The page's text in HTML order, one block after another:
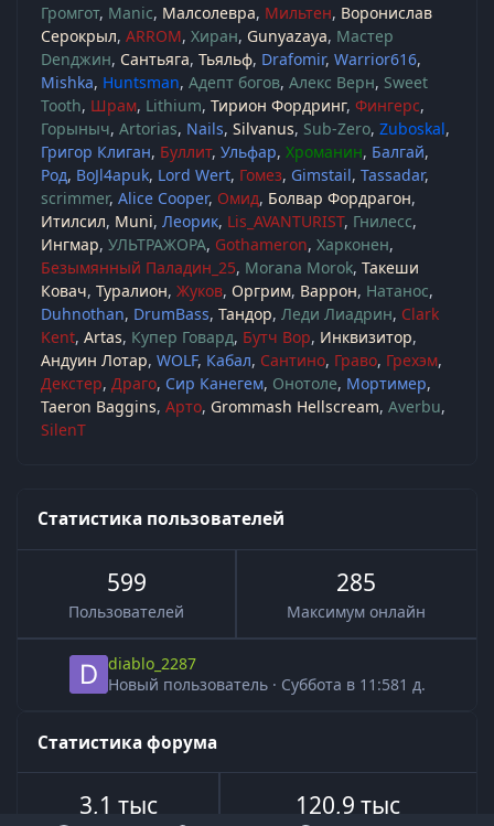
Громгот Manic Малсолевра Мильтен Воронислав
Серокрыл ARROM Хиран Gunyazaya Мастер
Denджин Сантьяга Тьяльф Drafomir Warrior616
Mishka Huntsman Адепт богов Алекс Верн Sweet
Tooth Шрам Lithium Тирион Фордринг Фингерс
Горыныч Artorias Nails Silvanus Sub-Zero Zuboskal
Григор Клиган Буллит Ульфар Хроманин Балгай
Род BoJl4apuk Lord Wert Гомез Gimstail Tassadar
scrimmer Alice Cooper Омид Болвар Фордрагон
Итилсил Muni Леорик Lis_AVANTURIST Гнилесс
Ингмар УЛЬТРАЖОРА Gothameron Харконен
Безымянный Паладин_25 Morana Morok Такеши
Ковач Туралион Жуков Оргрим Варрон Натанос
Duhnothan DrumBass Тандор Леди Лиадрин Clark
Kent Artas Купер Говард Бутч Вор Инквизитор
Андуин Лотар WOLF Кабал Сантино Граво Грехэм
Декстер Драго Сир Канегем Онотоле Мортимер
Taeron Baggins Арто Grommash Hellscream Averbu
SilenT
Статистика пользователей
599
Пользователей
285
Максимум онлайн
diablo_2287
Новый пользователь · Суббота в 11:581 д.
Статистика форума
3,1 тыс 120,9 тыс